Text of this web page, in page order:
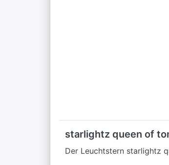
starlightz queen of
Der Leuchtstern starlightz